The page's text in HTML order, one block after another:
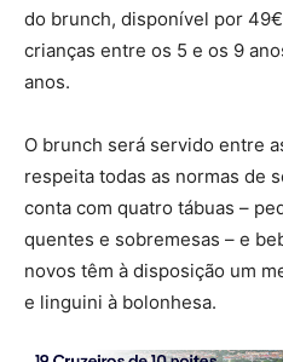
do brunch, disponível por
crianças entre os 5 e os 9
anos.
O brunch será servido entre
respeita todas as normas de
conta com quatro tábuas –
quentes e sobremesas – e
novos têm à disposição um
e linguini à bolonhesa.